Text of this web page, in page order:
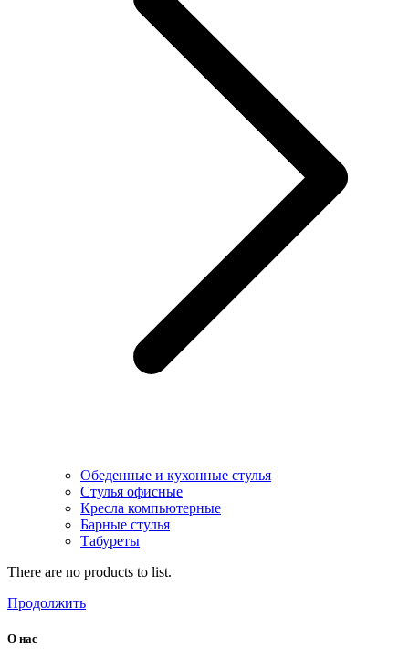
Обеденные и кухонные стулья
Стулья офисные
Кресла компьютерные
Барные стулья
Табуреты
There are no products to list.
Продолжить
О нас